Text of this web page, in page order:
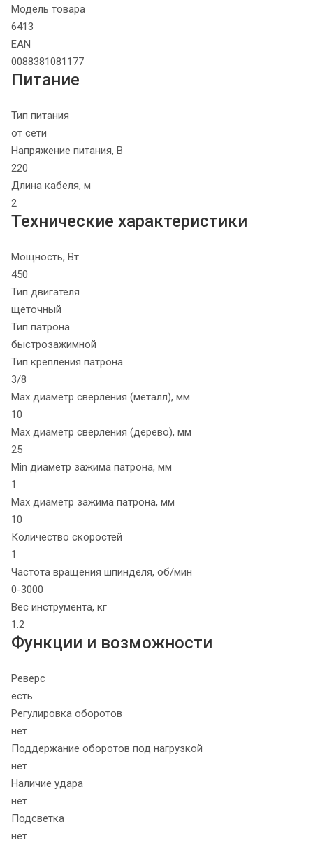
Модель товара
6413
EAN
0088381081177
Питание
Тип питания
от сети
Напряжение питания, В
220
Длина кабеля, м
2
Технические характеристики
Мощность, Вт
450
Тип двигателя
щеточный
Тип патрона
быстрозажимной
Тип крепления патрона
3/8
Max диаметр сверления (металл), мм
10
Max диаметр сверления (дерево), мм
25
Min диаметр зажима патрона, мм
1
Max диаметр зажима патрона, мм
10
Количество скоростей
1
Частота вращения шпинделя, об/мин
0-3000
Вес инструмента, кг
1.2
Функции и возможности
Реверс
есть
Регулировка оборотов
нет
Поддержание оборотов под нагрузкой
нет
Наличие удара
нет
Подсветка
нет